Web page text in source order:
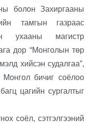
болон Захиргааны
тамгын газраас
ухааны магистр
дор “Монголын төр
хийсэн судалгаа”,
Монгол бичиг соёлоо
цагийн сургалтыг
соёл, сэтгэлгээний